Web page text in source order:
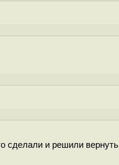
сделали и решили